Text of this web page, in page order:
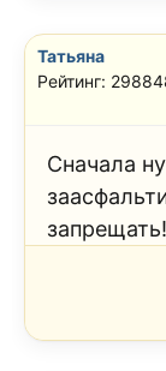
Татьяна
Рейтинг:
Сначала
запрещать!